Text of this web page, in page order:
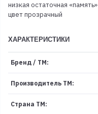
низкая остаточная «память»
цвет прозрачный
ХАРАКТЕРИСТИКИ
Бренд / ТМ:
Производитель ТМ:
Страна ТМ: